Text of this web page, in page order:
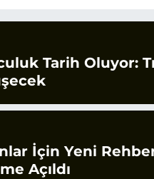
Tarih Oluyor:
İçin Yeni
Açıldı